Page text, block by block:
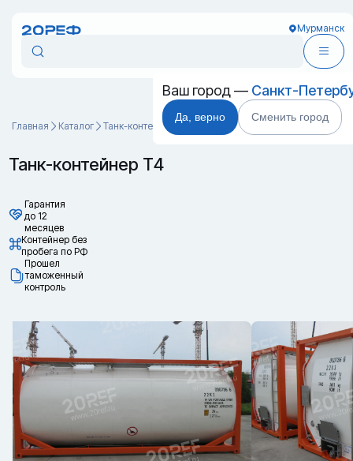
Мурманск
Ваш город — Санкт-
Да, верно Сменить город
Главная Каталог Танк-контейнеры Танк-контейнер Т4
Танк-контейнер Т4
Гарантия
до 12
месяцев
Контейнер без
пробега по РФ
Прошел
таможенный
контроль